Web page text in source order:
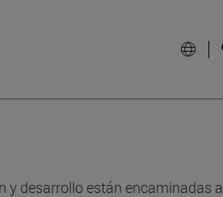
y desarrollo están encaminadas a